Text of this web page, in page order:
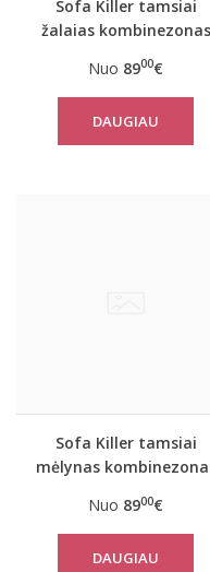
Sofa Killer tamsiai
žalaias kombinezonas
Nuo 8900€
DAUGIAU
Sofa Killer tamsiai
mėlynas
Nuo 8900€
DAUGIAU